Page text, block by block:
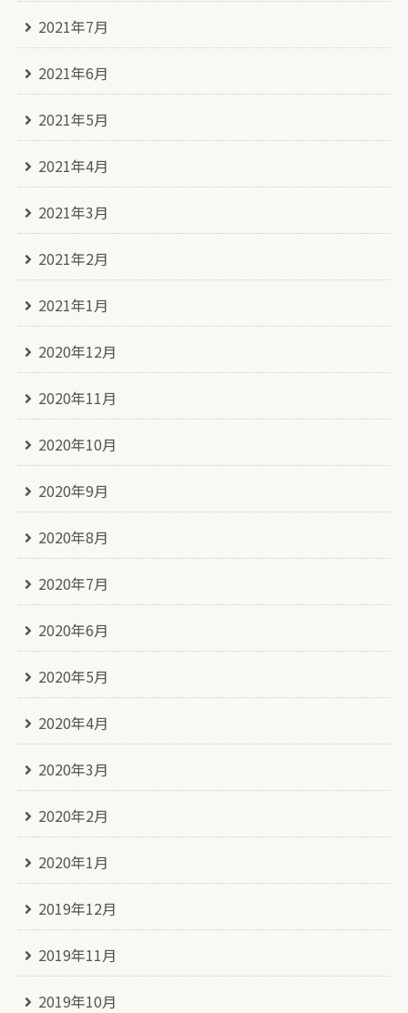
2021年7月
2021年6月
2021年5月
2021年4月
2021年3月
2021年2月
2021年1月
2020年12月
2020年11月
2020年10月
2020年9月
2020年8月
2020年7月
2020年6月
2020年5月
2020年4月
2020年3月
2020年2月
2020年1月
2019年12月
2019年11月
2019年10月